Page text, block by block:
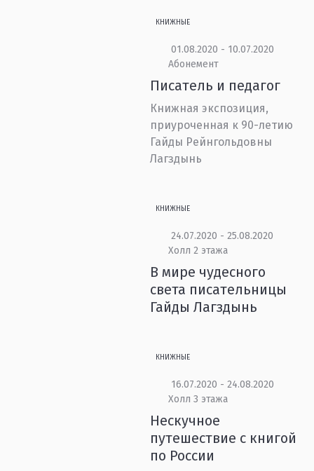
КНИЖНЫЕ
01.08.2020 - 10.07.2020
Абонемент
Писатель и педагог
Книжная экспозиция,
приуроченная к 90-летию
Гайды Рейнгольдовны
Лагздынь
КНИЖНЫЕ
24.07.2020 - 25.08.2020
Холл 2 этажа
В мире чудесного
света писательницы
Гайды Лагздынь
КНИЖНЫЕ
16.07.2020 - 24.08.2020
Холл 3 этажа
Нескучное
путешествие с книгой
по России